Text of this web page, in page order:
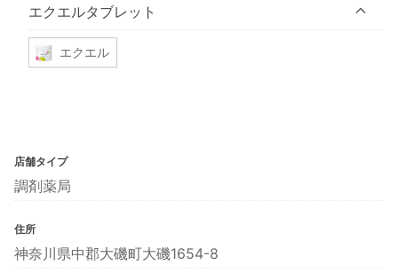
エクエルタブレット
エクエル
店舗タイプ
調剤薬局
住所
神奈川県中郡大磯町大磯1654-8